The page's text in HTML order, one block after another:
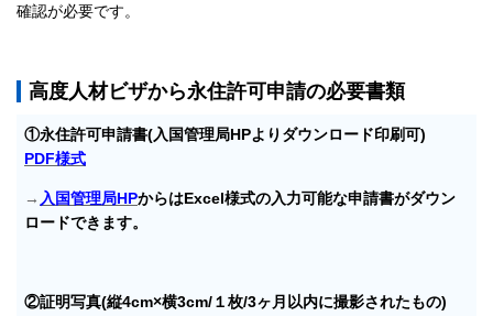
確認が必要です。
高度人材ビザから永住許可申請の必要書類
①永住許可申請書(入国管理局HPよりダウンロード印刷可)
PDF様式
→ 入国管理局HPからはExcel様式の入力可能な申請書がダウン
ロードできます。
②証明写真(縦4cm×横3cm/１枚/3ヶ月以内に撮影されたもの)